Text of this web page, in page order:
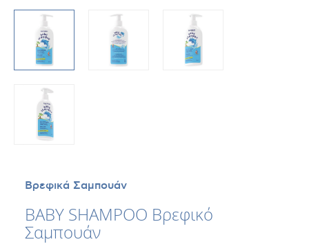
Βρεφικά Σαμπουάν
BABY SHAMPOO Βρεφικό
Σαμπουάν